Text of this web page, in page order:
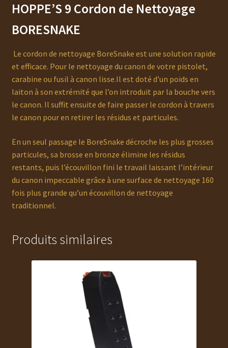
HOPPE’S 9 Cordon de Nettoyage
BORESNAKE
Le cordon de nettoyage BoreSnake est une solution rapide
et efficace. Pour le nettoyage du canon de votre pistolet,
carabine ou fusil à canon lisse.Il est doté d’un poids en
laiton à son extrémité que l’on introduit par la bouche vers
le canon. Il suffit ensuite de faire passer le cordon à travers
le canon pour en retirer les résidus et particules.
En un seul passage le BoreSnake décroche les plus grosses
particules, sa brosse en bronze élimine les résidus
restants, puis l’écouvillon fini le travail laissant l’intérieur
du canon impeccable grâce à une surface de nettoyage 160
fois plus grande qu’un écouvillon de nettoyage
traditionnel.
Produits similaires